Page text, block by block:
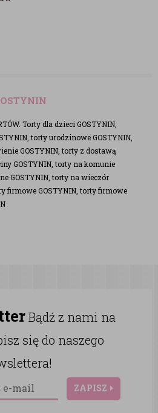
Torty dla dzieci GOSTYNIN,
torty urodzinowe GOSTYNIN,
GOSTYNIN, torty z dostawą
GOSTYNIN, torty na komunie
GOSTYNIN, torty na wieczór
firmowe GOSTYNIN, torty firmowe
Bądź z nami na
się do naszego
ZAPISZ